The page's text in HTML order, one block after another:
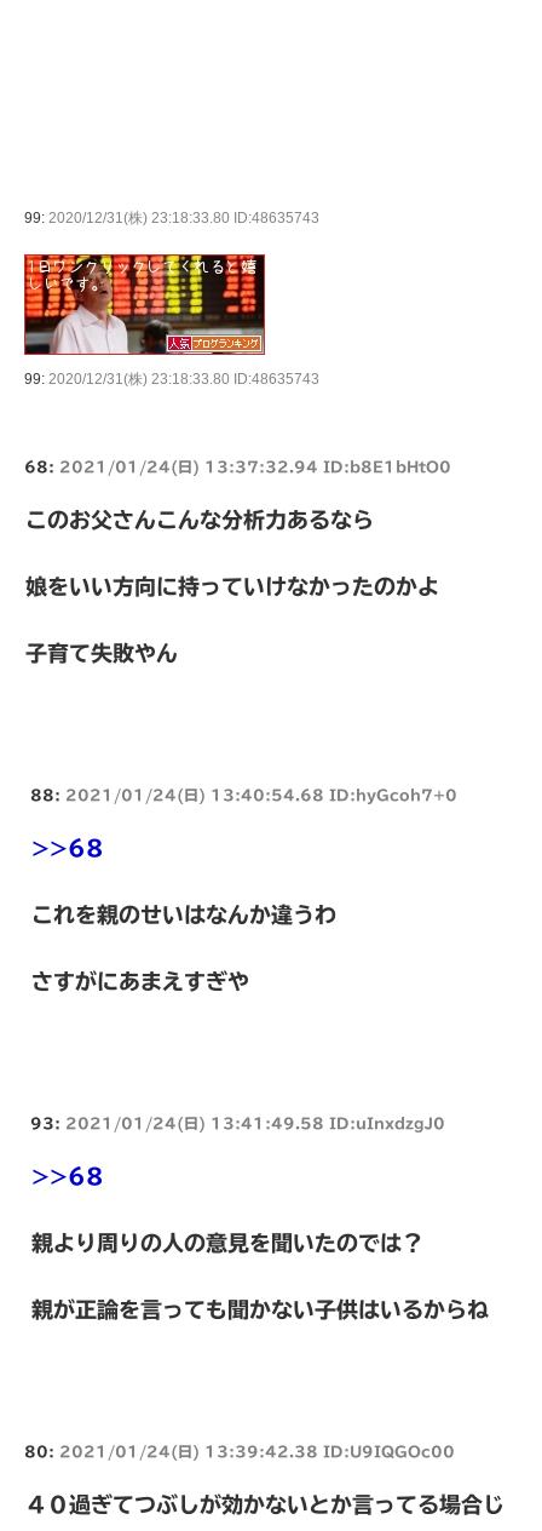
99: 2020/12/31(株) 23:18:33.80 ID:48635743
99: 2020/12/31(株) 23:18:33.80 ID:48635743
68: 2021/01/24(日) 13:37:32.94 ID:b8E1bHtO0
このお父さんこんな分析力あるなら
娘をいい方向に持っていけなかったのかよ
子育て失敗やん
88: 2021/01/24(日) 13:40:54.68 ID:hyGcoh7+0
>>68
これを親のせいはなんか違うわ
さすがにあまえすぎや
93: 2021/01/24(日) 13:41:49.58 ID:uInxdzgJ0
>>68
親より周りの人の意見を聞いたのでは？
親が正論を言っても聞かない子供はいるからね
80: 2021/01/24(日) 13:39:42.38 ID:U9IQGOc00
４０過ぎてつぶしが効かないとか言ってる場合じ